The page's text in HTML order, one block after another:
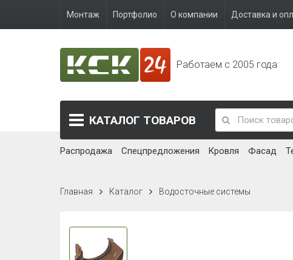
Монтаж Портфолио О компании Доставка и
Работаем с 2005 года
КАТАЛОГ ТОВАРОВ
Распродажа Спецпредложения Кровля Фасад
Главная Каталог Водосточные системы